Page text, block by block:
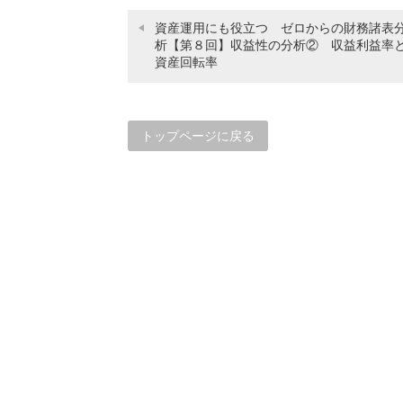
資産運用にも役立つ ゼロからの財務諸表
析【第８回】収益性の分析② 収益利益率
資産回転率
トップページに戻る